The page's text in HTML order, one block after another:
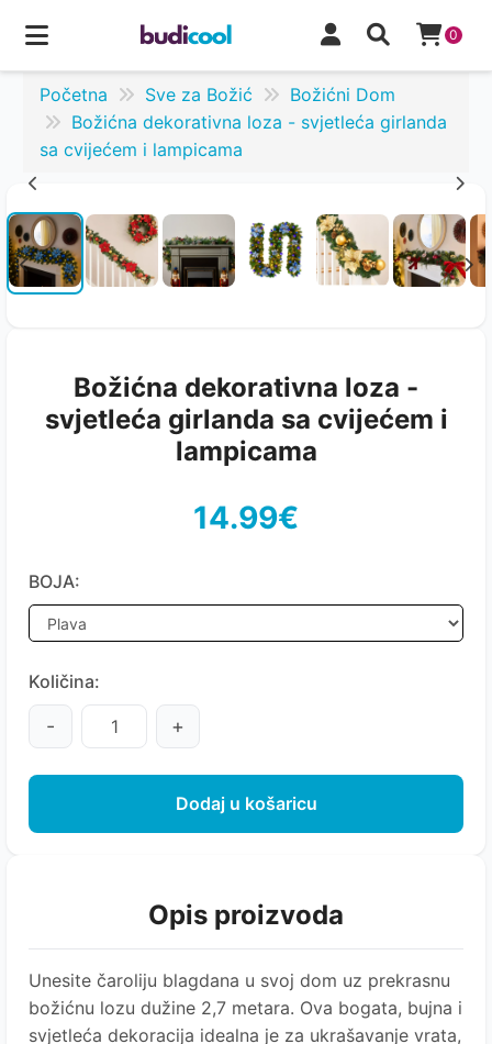
0
Početna Sve za Božić
Božićni Dom
Božićna dekorativna loza - svjetleća girlanda
sa cvijećem i lampicama
Božićna dekorativna loza -
svjetleća girlanda sa cvijećem i
lampicama
14.99€
BOJA:
Količina:
- +
Dodaj u košaricu
Opis proizvoda
Unesite čaroliju blagdana u svoj dom uz prekrasnu
božićnu lozu dužine 2,7 metara. Ova bogata, bujna i
svjetleća dekoracija idealna je za ukrašavanje vrata,